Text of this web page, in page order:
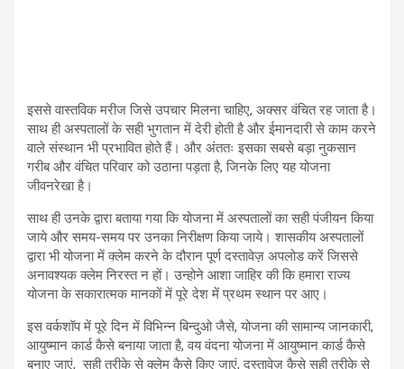
इससे वास्तविक मरीज जिसे उपचार मिलना चाहिए, अक्सर वंचित रह जाता है।
साथ ही अस्पतालों के सही भुगतान में देरी होती है और ईमानदारी से काम करने
वाले संस्थान भी प्रभावित होते हैं। और अंततः इसका सबसे बड़ा नुकसान
गरीब और वंचित परिवार को उठाना पड़ता है, जिनके लिए यह योजना
जीवनरेखा है।
साथ ही उनके द्वारा बताया गया कि योजना में अस्पतालों का सही पंजीयन किया
जाये और समय-समय पर उनका निरीक्षण किया जाये। शासकीय अस्पतालों
द्वारा भी योजना में क्लेम करने के दौरान पूर्ण दस्तावेज़ अपलोड करें जिससे
अनावश्यक क्लेम निरस्त न हों। उन्होने आशा जाहिर की कि हमारा राज्य
योजना के सकारात्मक मानकों में पूरे देश में प्रथम स्थान पर आए।
इस वर्कशॉप में पूरे दिन में विभिन्न बिन्दुओ जैसे, योजना की सामान्य जानकारी,
आयुष्मान कार्ड कैसे बनाया जाता है, वय वंदना योजना में आयुष्मान कार्ड कैसे
बनाए जाएं, सही तरीके से क्लेम कैसे किए जाएं, दस्तावेज़ कैसे सही तरीके से